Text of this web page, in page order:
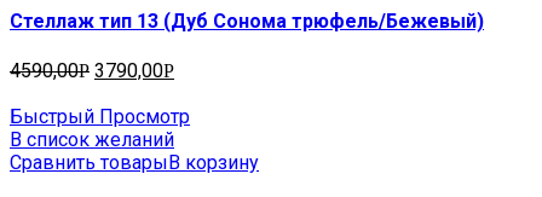
Стеллаж тип 13 (Дуб Сонома трюфель/Бежевый)
4590,00Р 3790,00Р
Быстрый Просмотр
В список желаний
Сравнить товарыВ корзину